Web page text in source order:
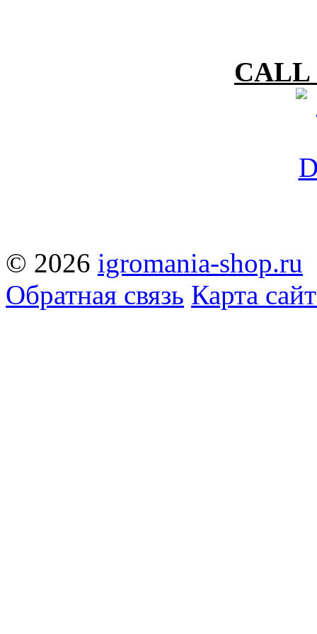
CALL
© 2026 igromania-shop.ru
Обратная связь Карта